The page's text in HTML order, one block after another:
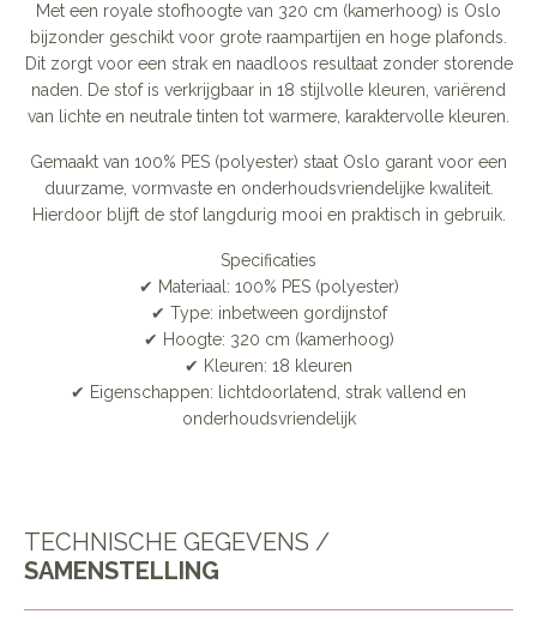
Met een royale stofhoogte van 320 cm (kamerhoog) is Oslo
bijzonder geschikt voor grote raampartijen en hoge plafonds.
Dit zorgt voor een strak en naadloos resultaat zonder storende
naden. De stof is verkrijgbaar in 18 stijlvolle kleuren, variërend
van lichte en neutrale tinten tot warmere, karaktervolle kleuren.
Gemaakt van 100% PES (polyester) staat Oslo garant voor een
duurzame, vormvaste en onderhoudsvriendelijke kwaliteit.
Hierdoor blijft de stof langdurig mooi en praktisch in gebruik.
Specificaties
✔ Materiaal: 100% PES (polyester)
✔ Type: inbetween gordijnstof
✔ Hoogte: 320 cm (kamerhoog)
✔ Kleuren: 18 kleuren
✔ Eigenschappen: lichtdoorlatend, strak vallend en
onderhoudsvriendelijk
TECHNISCHE GEGEVENS /
SAMENSTELLING